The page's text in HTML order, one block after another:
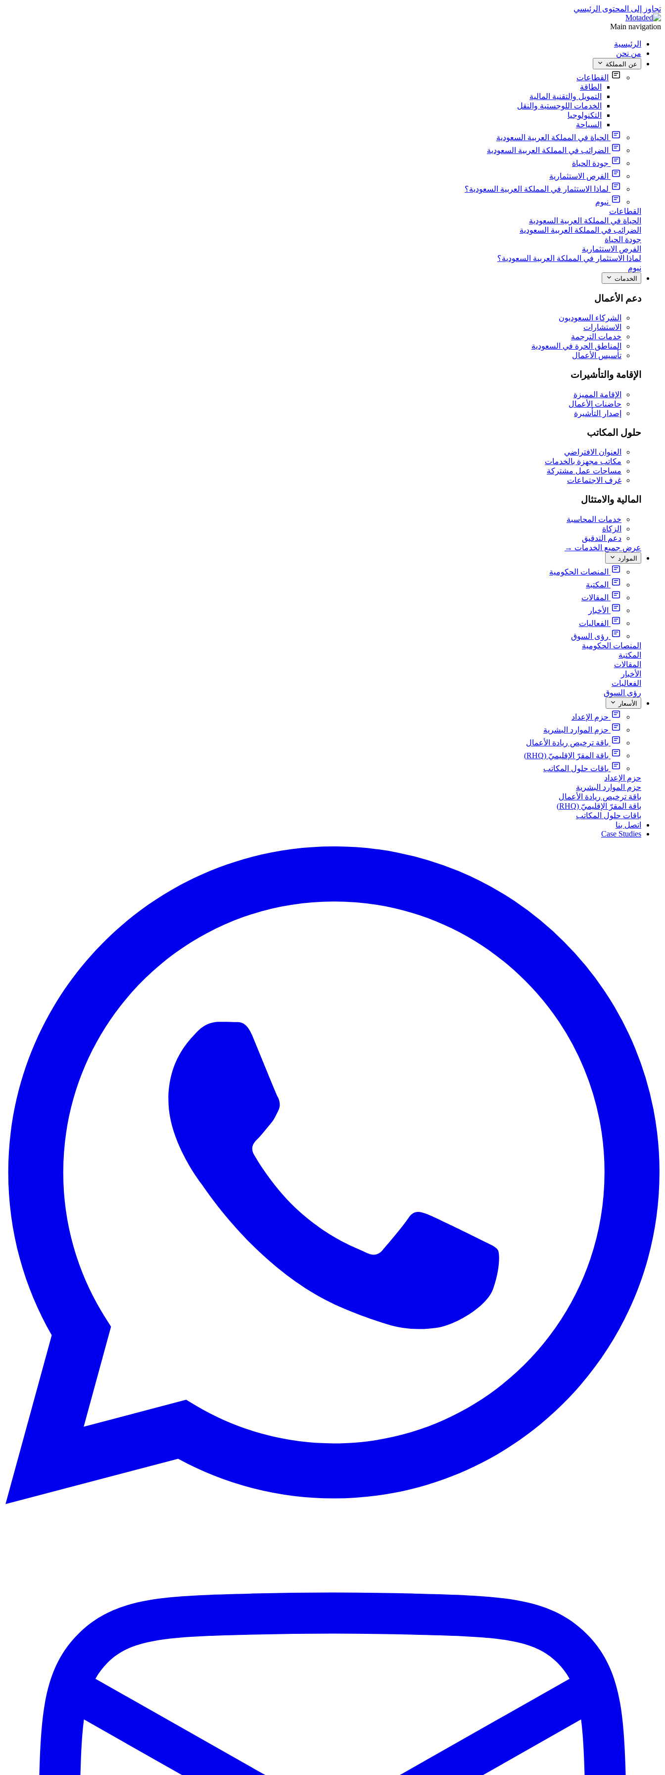
تجاوز إلى المحتوى الرئيسي
Main navigation
الرئيسية
من نحن
عن المملكة
القطاعات
الطاقة
التمويل والتقنية المالية
الخدمات اللوجستية والنقل
التكنولوجيا
السياحة
الحياة في المملكة العربية السعودية
الضرائب في المملكة العربية السعودية
جودة الحياة
الفرص الاستثمارية
لماذا الاستثمار في المملكة العربية السعودية؟
نيوم
القطاعات
الحياة في المملكة العربية السعودية
الضرائب في المملكة العربية السعودية
جودة الحياة
الفرص الاستثمارية
لماذا الاستثمار في المملكة العربية السعودية؟
نيوم
الخدمات
دعم الأعمال
الشركاء السعوديون
الاستشارات
خدمات الترجمة
المناطق الحرة في السعودية
تأسيس الأعمال
الإقامة والتأشيرات
الإقامة المميزة
حاضنات الأعمال
إصدار التأشيرة
حلول المكاتب
العنوان الافتراضي
مكاتب مجهزة بالخدمات
مساحات عمل مشتركة
غرف الاجتماعات
المالية والامتثال
خدمات المحاسبة
الزكاة
دعم التدقيق
عرض جميع الخدمات →
الموارد
المنصات الحكومية
المكتبة
المقالات
الأخبار
الفعاليات
رؤى السوق
المنصات الحكومية
المكتبة
المقالات
الأخبار
الفعاليات
رؤى السوق
الأسعار
حزم الإعداد
حزم الموارد البشرية
باقة ترخيص ريادة الأعمال
باقة المقرّ الإقليميّ (RHQ)
باقات حلول المكاتب
حزم الإعداد
حزم الموارد البشرية
باقة ترخيص ريادة الأعمال
باقة المقرّ الإقليميّ (RHQ)
باقات حلول المكاتب
اتصل بنا
Case Studies